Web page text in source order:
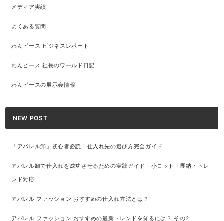
メディア実績
よくある質問
わんピース ビジネスレポート
わんピース 社長のワールド日記
わんピースの展示会情報
NEW POST
「アパレル卸」初心者必読！仕入れ先の選び方完全ガイド
アパレル卸で仕入れを成功させるための実践ガイド｜小ロット・即納・トレ
ンド対応
アパレル ファッション おすすめの仕入れ方法とは？
アパレル ファッション おすすめの最新トレンドを知るには？ その2